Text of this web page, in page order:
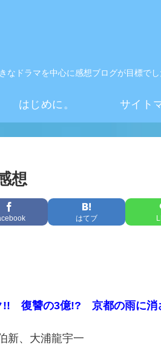
なドラマを中心に感想ブログが目標で
はじめに。 サイト
想
はてブ
!! 復讐の3億!? 京都の雨に消
新、大浦龍宇一